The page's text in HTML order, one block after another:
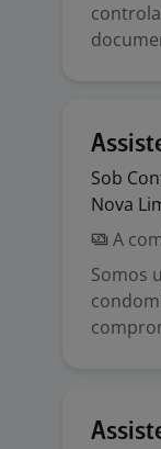
Sob
Nova
A
Somos